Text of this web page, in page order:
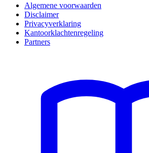
Algemene voorwaarden
Disclaimer
Privacyverklaring
Kantoorklachtenregeling
Partners